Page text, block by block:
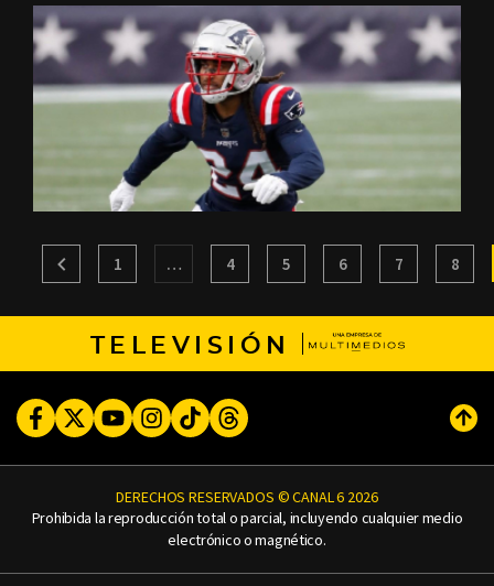
1 … 4 5 6 7 8
TELEVISIÓN
FacebookTwitterYoutubeInstagram
TikTokThreads
DERECHOS RESERVADOS © CANAL 6 2026
Prohibida la reproducción total o parcial, incluyendo cualquier medio
electrónico o magnético.